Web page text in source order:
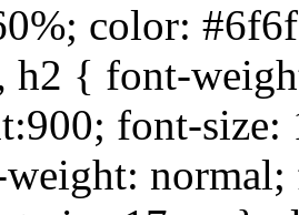
color:
h2 { font-
font-